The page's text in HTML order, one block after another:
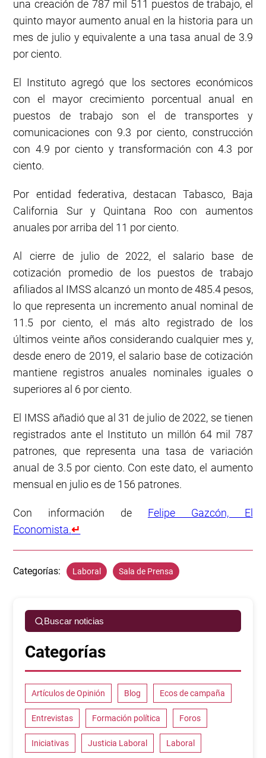
una creación de 787 mil 511 puestos de trabajo, el
quinto mayor aumento anual en la historia para un
mes de julio y equivalente a una tasa anual de 3.9
por ciento.
El Instituto agregó que los sectores económicos
con el mayor crecimiento porcentual anual en
puestos de trabajo son el de transportes y
comunicaciones con 9.3 por ciento, construcción
con 4.9 por ciento y transformación con 4.3 por
ciento.
Por entidad federativa, destacan Tabasco, Baja
California Sur y Quintana Roo con aumentos
anuales por arriba del 11 por ciento.
Al cierre de julio de 2022, el salario base de
cotización promedio de los puestos de trabajo
afiliados al IMSS alcanzó un monto de 485.4 pesos,
lo que representa un incremento anual nominal de
11.5 por ciento, el más alto registrado de los
últimos veinte años considerando cualquier mes y,
desde enero de 2019, el salario base de cotización
mantiene registros anuales nominales iguales o
superiores al 6 por ciento.
El IMSS añadió que al 31 de julio de 2022, se tienen
registrados ante el Instituto un millón 64 mil 787
patrones, que representa una tasa de variación
anual de 3.5 por ciento. Con este dato, el aumento
mensual en julio es de 156 patrones.
Con información de Felipe Gazcón, El
Economista.↵
Categorías: Laboral Sala de Prensa
Buscar noticias
Categorías
Artículos de Opinión Blog Ecos de campaña
Entrevistas Formación política Foros
Iniciativas Justicia Laboral Laboral